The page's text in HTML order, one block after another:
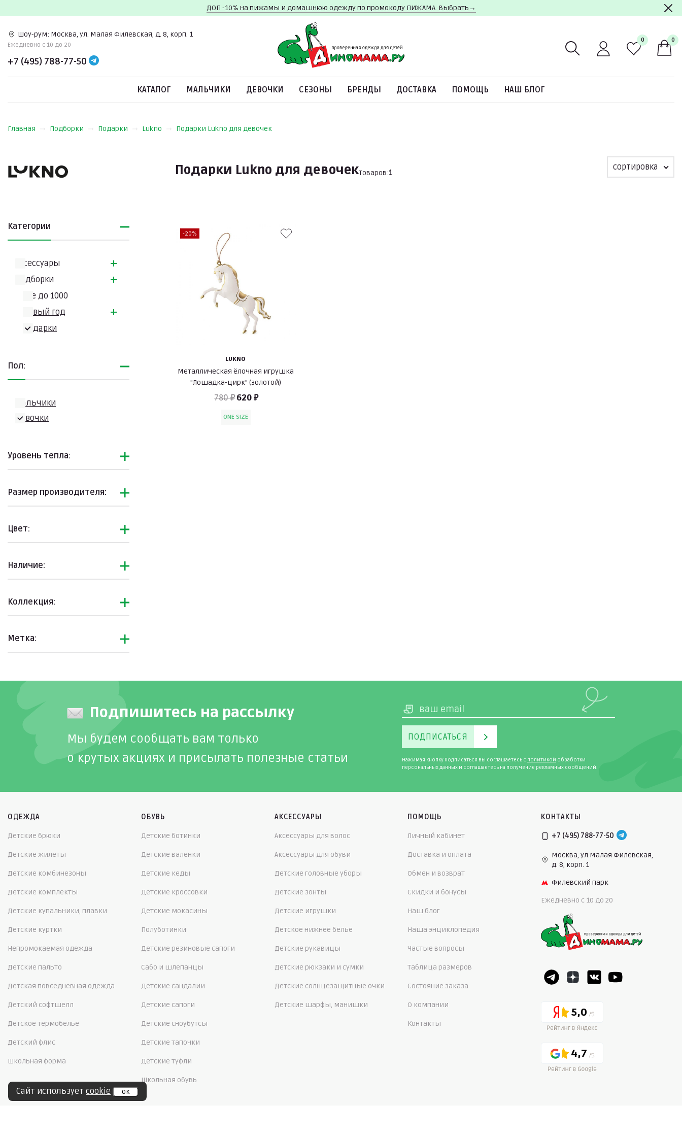
ДОП -10% на пижамы и домашнюю одежду по промокоду ПИЖАМА. Выбрать→
Шоу-рум: Москва, ул. Малая Филевская, д. 8, корп. 1
Ежедневно c 10 до 20
+7 (495) 788-77-50
0 0
КАТАЛОГ МАЛЬЧИКИ ДЕВОЧКИ СЕЗОНЫ БРЕНДЫ ДОСТАВКА ПОМОЩЬ НАШ БЛОГ
Главная Подборки Подарки Lukno Подарки Lukno для девочек
Категории
Аксессуары
Подборки
Всe до 1000
Новый год
Подарки
Пол:
Мальчики
Девочки
Уровень тепла:
Размер производителя:
Цвет:
Наличие:
Коллекция:
Метка:
Подарки Lukno для девочекТоваров:1
сортировка
-20%
LUKNO
Металлическая ёлочная игрушка
"Лошадка-цирк" (золотой)
780 ₽620 ₽
ONE SIZE
Подпишитесь на рассылку
Мы будем сообщать вам только
о крутых акциях и присылать полезные статьи
ПОДПИСАТЬСЯ
Нажимая кнопку Подписаться вы соглашаетесь с политикой обработки
персональных данных и соглашаетесь на получение рекламных сообщений.
ОДЕЖДА
Детские брюки
Детские жилеты
Детские комбинезоны
Детские комплекты
Детские купальники, плавки
Детские куртки
Непромокаемая одежда
Детские пальто
Детская повседневная одежда
Детский софтшелл
Детское термобелье
Детский флис
Школьная форма
ОБУВЬ
Детские ботинки
Детские валенки
Детские кеды
Детские кроссовки
Детские мокасины
Полуботинки
Детские резиновые сапоги
Сабо и шлепанцы
Детские сандалии
Детские сапоги
Детские сноубутсы
Детские тапочки
Детские туфли
Школьная обувь
АКСЕССУАРЫ
Аксессуары для волос
Аксессуары для обуви
Детские головные уборы
Детские зонты
Детские игрушки
Детское нижнее белье
Детские рукавицы
Детские рюкзаки и сумки
Детские солнцезащитные очки
Детские шарфы, манишки
ПОМОЩЬ
Личный кабинет
Доставка и оплата
Обмен и возврат
Скидки и бонусы
Наш блог
Наша энциклопедия
Частые вопросы
Таблица размеров
Состояние заказа
О компании
Контакты
КОНТАКТЫ
+7 (495) 788-77-50
Москва, ул.Малая Филевская,
д. 8, корп. 1
Филевский парк
Ежедневно c 10 до 20
5,0
4,7
Сайт использует cookie ок